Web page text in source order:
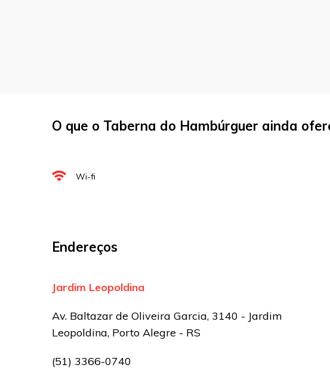
E-mail*
Sua avaliação
O que o Taberna do Hambúrguer ainda
Wi-fi
Endereços
Jardim Leopoldina
Av. Baltazar de Oliveira Garcia, 3140 - Jardim
Leopoldina, Porto Alegre - RS
(51) 3366-0740